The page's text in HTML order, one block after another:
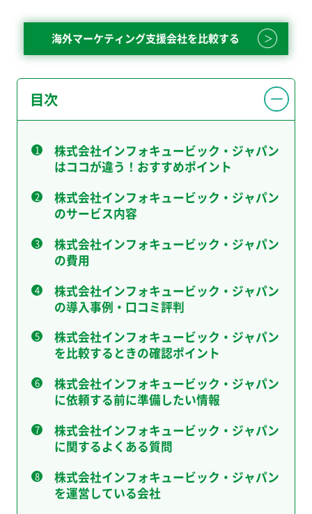
海外マーケティング支援会社を比較する
目次
株式会社インフォキュービック・ジャパン
はココが違う！おすすめポイント
株式会社インフォキュービック・ジャパン
のサービス内容
株式会社インフォキュービック・ジャパン
の費用
株式会社インフォキュービック・ジャパン
の導入事例・口コミ評判
株式会社インフォキュービック・ジャパン
を比較するときの確認ポイント
株式会社インフォキュービック・ジャパン
に依頼する前に準備したい情報
株式会社インフォキュービック・ジャパン
に関するよくある質問
株式会社インフォキュービック・ジャパン
を運営している会社